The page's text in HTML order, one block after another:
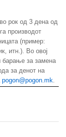
рок од 3 дена од
производот
(пример:
итн.). Во овој
барање за замена
за денот на
pogon@pogon.mk.